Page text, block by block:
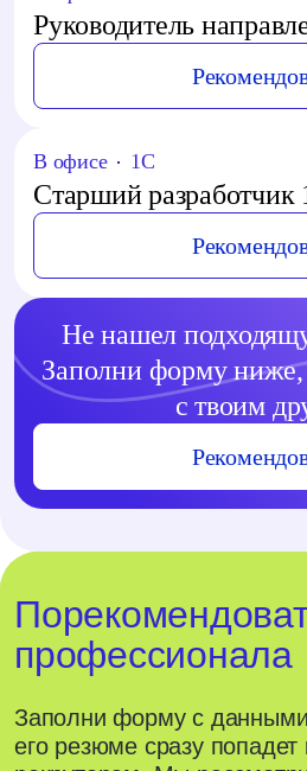
Руководитель
В офисе 1C
Старший разработчик
Не нашел
Заполни форму
с твоим
профессионала
Заполни форму с
его резюме сразу